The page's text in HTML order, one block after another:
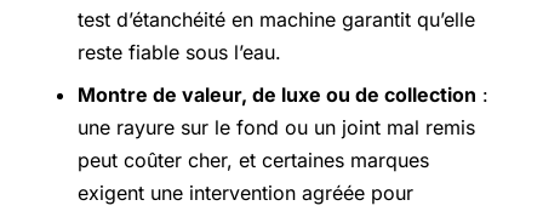
test d’étanchéité en machine garantit qu’elle
reste fiable sous l’eau.
Montre de valeur, de luxe ou de collection :
une rayure sur le fond ou un joint mal remis
peut coûter cher, et certaines marques
exigent une intervention agréée pour